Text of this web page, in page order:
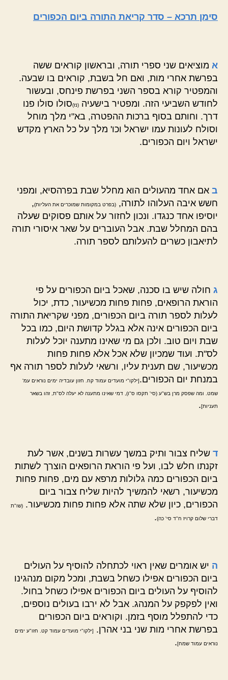
סימן תרכא – סדר קריאת התורה ביום הכפורים
א מוציאים שני ספרי תורה, ובראשון קוראים ששה
בפרשת אחרי מות, ואם חל בשבת, קוראים בו שבעה.
והמפטיר קורא בספר השני בפרשת פינחס, ובעשור
לחודש השביעי הזה. ומפטיר בישעיה (נז)סולו סולו פנו
דרך. וחותם בסוף ברכות ההפטרה, בא"י מלך מוחל
וסולח לעונות עמו ישראל וכו' מלך על כל הארץ מקדש
ישראל ויום הכפורים.
ב אם אחד מהעולים הוא מחלל שבת בפרהסיא, ומפני
חשש איבה העלוהו לתורה, (בפרט במקומות שמוכרים את העליות),
יוסיפו אחד כנגדו. ונכון לחזור על אותם פסוקים שעלה
בהם המחלל שבת. אבל העוברים על שאר איסורי תורה
לתיאבון כשרים להעלותם לספר תורה.
ג חולה שיש בו סכנה, שאכל ביום הכפורים על פי
הוראת הרופאים, פחות פחות מכשיעור, כדת, יכול
לעלות לספר תורה ביום הכפורים, מפני שקריאת התורה
ביום הכפורים אינה אלא בגלל קדושת היום, כמו בכל
שבת ויום טוב. ולכן גם מי שאינו מתענה יוכל לעלות
לס"ת. ועוד שמכיון שלא אכל אלא פחות פחות
מכשיעור, שם תענית עליו, ורשאי לעלות לספר תורה אף
במנחת יום הכפורים.[ילקו"י מועדים עמוד קח. חזון עובדיה ימים נוראים עמ'
שמט. ומה שפסק מרן בש"ע (סי' תקסו ס"ו), דמי שאינו מתענה לא יעלה לס"ת, זהו בשאר
תעניות].
ד שליח צבור ותיק במשך עשרות בשנים, אשר לעת
זקנתו חלש לבו, ועל פי הוראת הרופאים הוצרך לשתות
ביום הכפורים כמה גלולות מרפא עם מים, פחות פחות
מכשיעור, רשאי להמשיך להיות שליח צבור ביום
הכפורים, כיון שלא שתה אלא פחות פחות מכשיעור. (שו"ת
דברי שלום קרויז ח"ד סי' כה).
ה יש אומרים שאין ראוי לכתחלה להוסיף על העולים
ביום הכפורים אפילו כשחל בשבת, ומכל מקום מנהגינו
להוסיף על העולים ביום הכפורים אפילו כשחל בחול.
ואין לפקפק על המנהג. אבל לא ירבו בעולים נוספים,
כדי להתפלל מוסף בזמן. וקוראים ביום הכפורים
בפרשת אחרי מות שני בני אהרן.
[ילקו"י מועדים עמוד קט. חזו"ע ימים
נוראים עמוד שמח].